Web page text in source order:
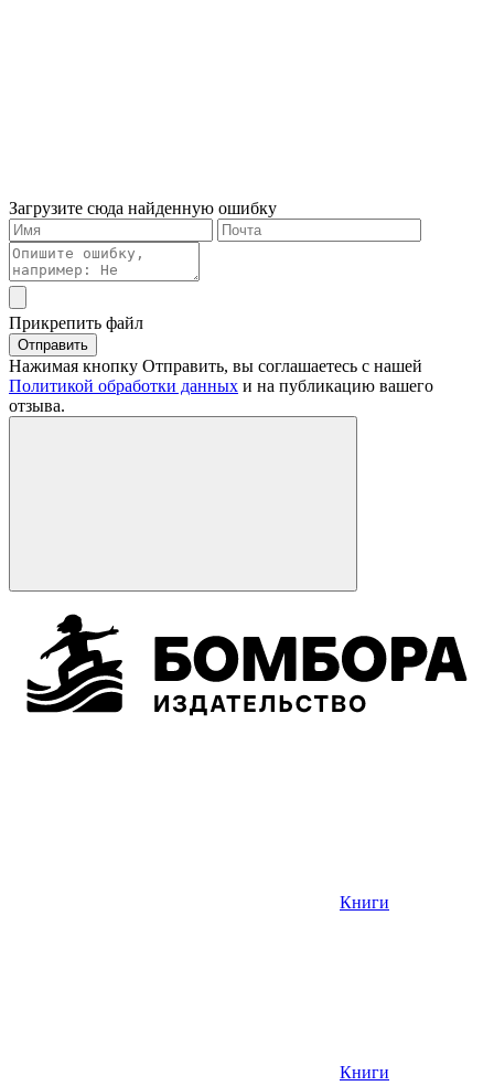
Загрузите сюда найденную ошибку
Прикрепить файл
Отправить
Нажимая кнопку Отправить, вы соглашаетесь с нашей
Политикой обработки данных и на публикацию вашего
отзыва.
Книги
Книги